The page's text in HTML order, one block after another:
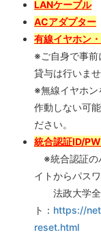
LANケーブル
ACアダプター
有線イヤホン
※ご自身で事前
貸与は行いませ
※無線イヤホン
作動しない可
ださい。
統合認証ID/PW
※統合認証の
イトからパス
法政大学全
ト： https://
reset.html